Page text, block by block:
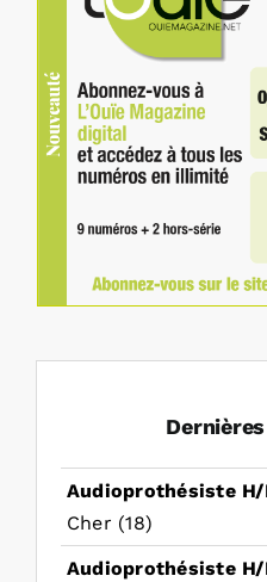
Audioprothésiste H/
Cher (18)
Audioprothésiste H/